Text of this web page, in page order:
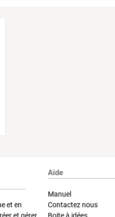
et en
Aide
Manuel
Contactez nous